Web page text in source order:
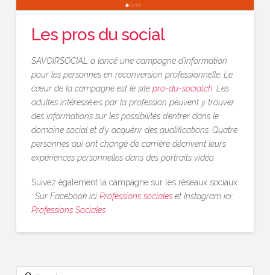
Les pros du social
SAVOIRSOCIAL a lancé une campagne d’information
pour les personnes en reconversion professionnelle. Le
cœur de la campagne est le site pro-du-social.ch . Les
adultes intéressé·e·s par la profession peuvent y trouver
des informations sur les possibilités d’entrer dans le
domaine social et d’y acquérir des qualifications. Quatre
personnes qui ont changé de carrière décrivent leurs
expériences personnelles dans des portraits vidéo.
Suivez également la campagne sur les réseaux sociaux
: Sur Facebook ici Professions socialeset Instagram ici:
Professions Sociales
Search